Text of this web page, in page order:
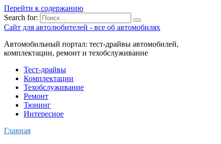
Перейти к содержанию
Search for:
Сайт для автолюбителей - все об автомобилях
Автомобильный портал: тест-драйвы автомобилей,
комплектации, ремонт и техобслуживание
Тест-драйвы
Комплектации
Техобслуживание
Ремонт
Тюнинг
Интересное
Главная